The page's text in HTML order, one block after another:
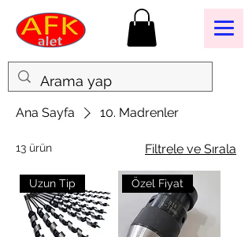
Ana Sayfa 10. Madrenler
13 ürün Filtrele ve Sırala
Uzun Tip Özel Fiyat